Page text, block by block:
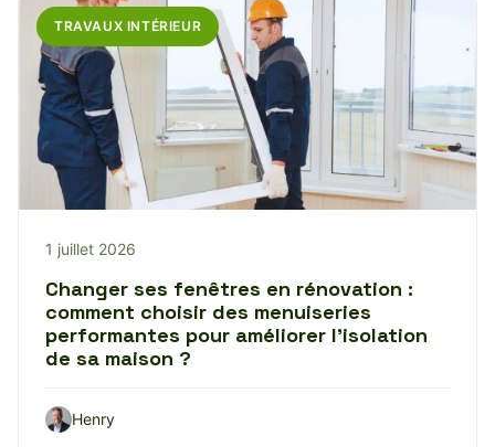
TRAVAUX INTÉRIEUR
1 juillet 2026
Changer ses fenêtres en rénovation :
comment choisir des menuiseries
performantes pour améliorer l’isolation
de sa maison ?
Henry